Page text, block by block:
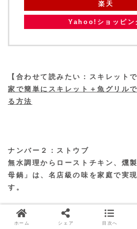
楽天
Yahoo!ショッピン
【合わせて読みたい：スキレット
家で簡単にスキレット＋魚グリル
る方法
ナンバー２：ストウブ
無水調理からローストチキン、燻
母鍋」は、名店級の味を家庭で実
す。
ストウブ 鍋 ih
22cm 24cm 両手
ホーム シェア 目次へ